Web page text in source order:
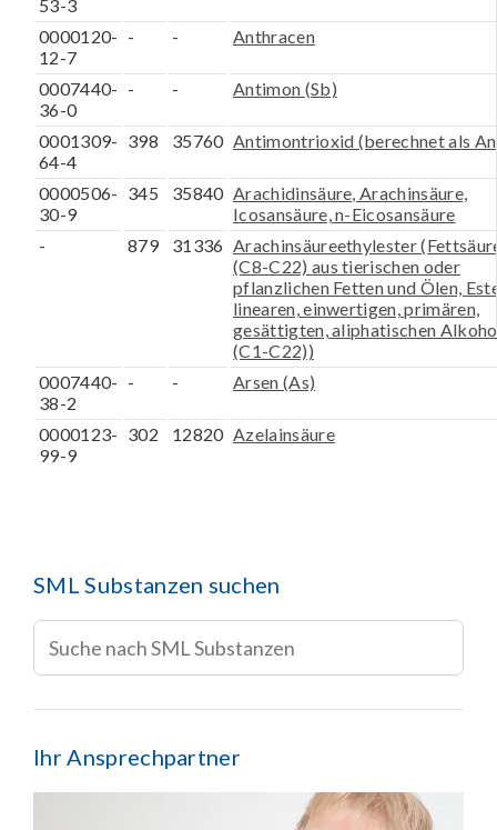
53-3
0000120-
12-7
- - Anthracen
0007440-
36-0
- - Antimon (Sb)
0001309-
64-4
398 35760 Antimontrioxid (berechnet als
0000506-
30-9
345 35840 Arachidinsäure, Arachinsäure,
Icosansäure, n-Eicosansäure
-
879 31336 Arachinsäureethylester
(C8-C22) aus tierischen oder
pflanzlichen Fetten und Ölen,
linearen, einwertigen, primären,
gesättigten, aliphatischen
(C1-C22))
0007440-
38-2
- - Arsen (As)
0000123-
99-9
302 12820 Azelainsäure
SML Substanzen suchen
Ihr Ansprechpartner